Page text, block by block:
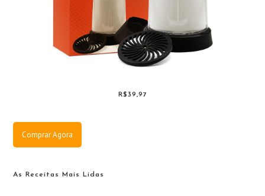
R$39,97
Comprar Agora
As Receitas Mais Lidas